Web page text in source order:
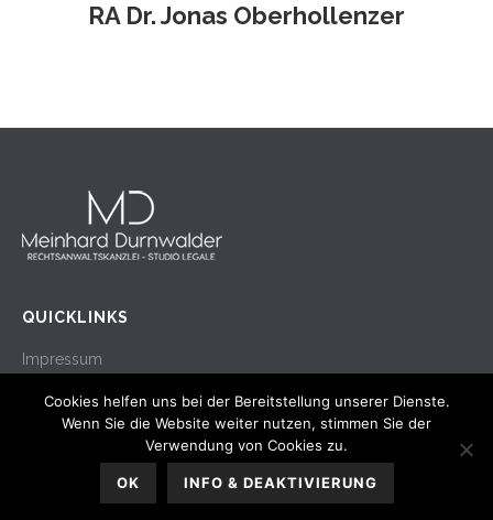
RA Dr. Jonas Oberhollenzer
QUICKLINKS
Impressum
© Rechtsanwaltskanzlei Meinhard Durnwalder
Webdesign by fuchsdesign.it
Cookies helfen uns bei der Bereitstellung unserer Dienste.
Wenn Sie die Website weiter nutzen, stimmen Sie der
Verwendung von Cookies zu.
OK INFO & DEAKTIVIERUNG